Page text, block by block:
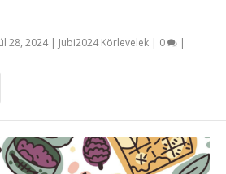
28, 2024| Jubi2024 Körlevelek | 0 |